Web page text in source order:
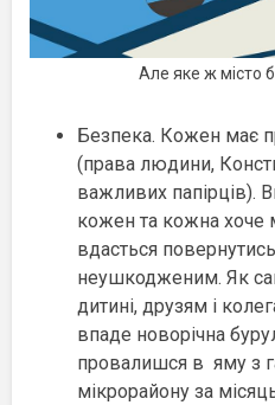
Але яке ж місто
Безпека. Кожен має
(права людини,
важливих папірців).
кожен та кожна хоче
вдасться
неушкодженим. Як
дитині, друзям і
впаде новорічна
провалишся в яму з
мікрорайону за